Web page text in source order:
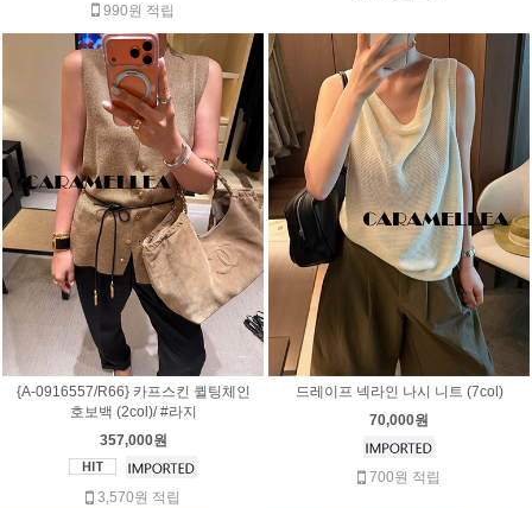
990원 적립
{A-0916557/R66} 카프스킨 퀼팅체인
호보백 (2col)/ #라지
357,000원
3,570원 적립
드레이프 넥라인 나시 니트 (7col)
70,000원
700원 적립